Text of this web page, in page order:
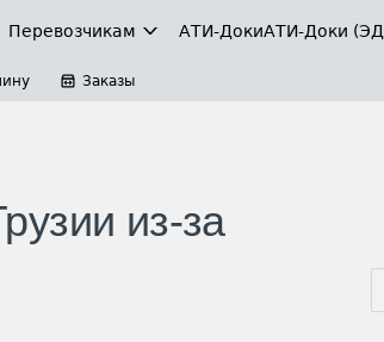
Перевозчикам АТИ-ДокиАТИ-Доки
Заказы
из-за